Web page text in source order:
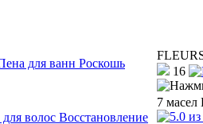
16
7 масел